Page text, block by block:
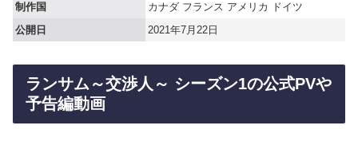
制作国
カナダ フランス アメリカ ドイツ
公開日
2021年7月22日
ランサム～交渉人～ シーズン1の公式PVや
予告編動画